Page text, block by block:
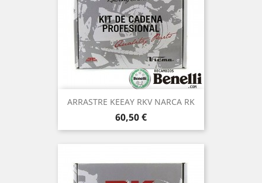
ARRASTRE KEEAY RKV NARCA RK
Precio
60,50 €